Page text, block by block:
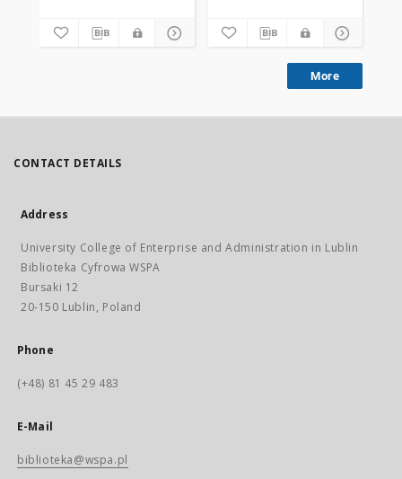
More
CONTACT DETAILS
Address
University College of Enterprise and Administration in Lublin
Biblioteka Cyfrowa WSPA
Bursaki 12
20-150 Lublin, Poland
Phone
(+48) 81 45 29 483
E-Mail
biblioteka@wspa.pl